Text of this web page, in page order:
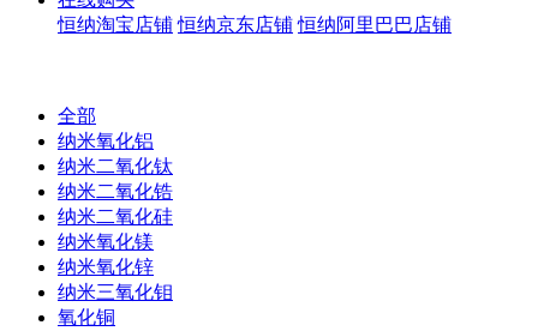
恒纳淘宝店铺 恒纳京东店铺 恒纳阿里巴巴店铺
全部
纳米氧化铝
纳米二氧化钛
纳米二氧化锆
纳米二氧化硅
纳米氧化镁
纳米氧化锌
纳米三氧化钼
氧化铜